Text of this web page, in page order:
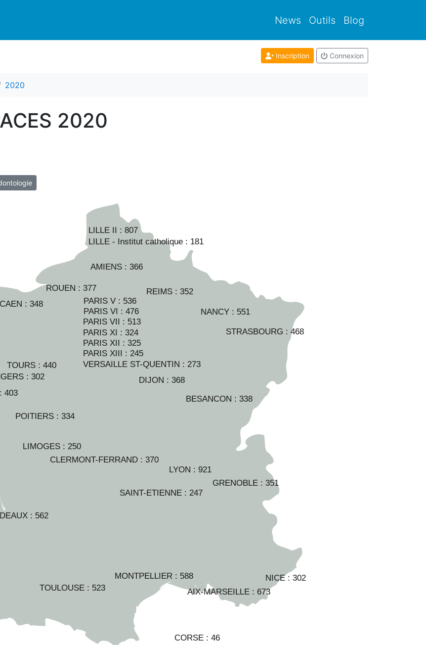
News Outils Blog
Inscription Connexion
2020
2020
AMIENS : 366
LILLE II :807
LILLE - Institut catholique : 181
PARIS V : 536
AIX-MARSEILLE : 673
:302
BESANCON :338
: 562
CAEN :348
CLERMONT-FERRAND :370
DIJON :368
GRENOBLE :351
LIMOGES :250
LYON :921
MONTPELLIER : 588
NANCY : 551
403
NICE :302
POITIERS : 334
REIMS : 352
ROUEN : 377
SAINT-ETIENNE :247
STRASBOURG :468
TOULOUSE : 523
TOURS : 440
CORSE :46
PARIS VI :476
PARIS VII : 513
PARIS XI :324
PARIS XII :325
PARIS XIII :245
VERSAILLE ST-QUENTIN : 273